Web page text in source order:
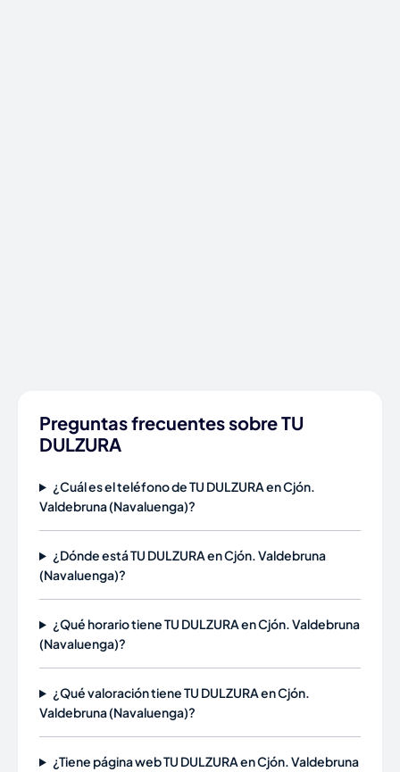
Preguntas frecuentes sobre TU
DULZURA
¿Cuál es el teléfono de TU DULZURA en Cjón.
Valdebruna (Navaluenga)?
¿Dónde está TU DULZURA en Cjón. Valdebruna
(Navaluenga)?
¿Qué horario tiene TU DULZURA en Cjón. Valdebruna
(Navaluenga)?
¿Qué valoración tiene TU DULZURA en Cjón.
Valdebruna (Navaluenga)?
¿Tiene página web TU DULZURA en Cjón. Valdebruna